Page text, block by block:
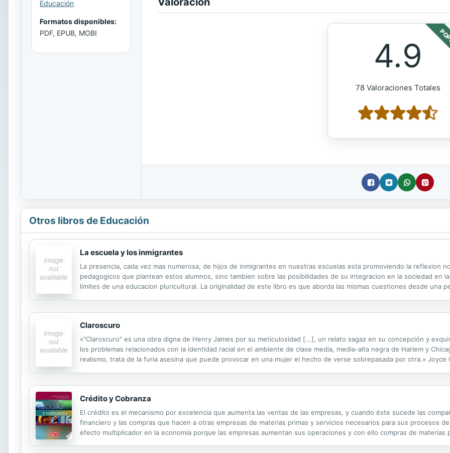
Educación
Formatos disponibles:
PDF, EPUB, MOBI
4.9
78 Valoraciones Totales
Otros libros de Educación
La escuela y los inmigrantes
La presencia, cada vez mas numerosa, de hijos de inmigrantes en nuestras escuelas esta promoviendo la reflexion
pedagogicos que plantean estos alumnos, sino tambien sobre las posibilidades de su integracion en la sociedad en
limites de una educacion pluricultural. La originalidad de este libro es que aborda las mismas cuestiones desde una
Claroscuro
«"Claroscuro" es una obra digna de Henry James por su meticulosidad [...], un relato sagaz en su concepción y
los problemas relacionados con la identidad racial en el ambiente de clase media, media-alta negra de Harlem y
realismo, trata de la furia asesina que puede provocar en una mujer el hecho de verse sobrepasada por otra.» Joyce
Crédito y Cobranza
El crédito es el mecanismo por excelencia que aumenta las ventas de las empresas, y cuando éste sucede las
financiero y las compras que hacen a otras empresas de materias primas y servicios necesarios para sus procesos
efecto multiplicador en la economía porque las empresas aumentan sus operaciones y con ello compras de